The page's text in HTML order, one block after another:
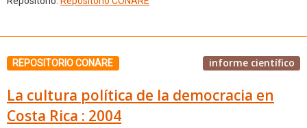
REPOSITORIO CONARE informe científico
La cultura política de la democracia en
Costa Rica : 2004